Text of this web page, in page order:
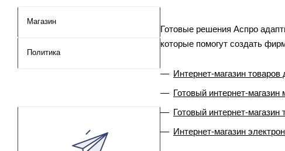
Готовые решения Аспро
которые помогут создать
Интернет-магазин товаров
Готовый интернет-
Готовый интернет-
Интернет-магазин
Магазин
Политика